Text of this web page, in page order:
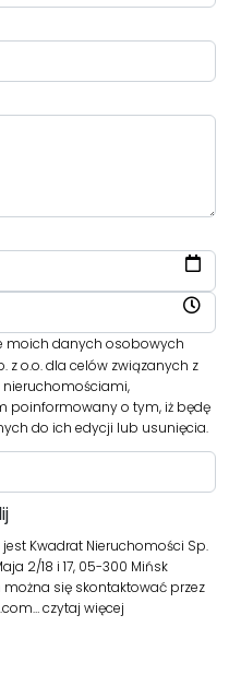
moich danych osobowych
z o.o. dla celów związanych z
nieruchomościami,
poinformowany o tym, iż będę
do ich edycji lub usunięcia.
Kwadrat Nieruchomości Sp.
2/18 i 17, 05-300 Mińsk
można się skontaktować przez
czytaj więcej